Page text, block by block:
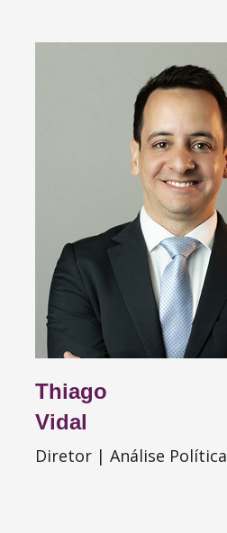
Thiago
Vidal
Diretor | Análise Política